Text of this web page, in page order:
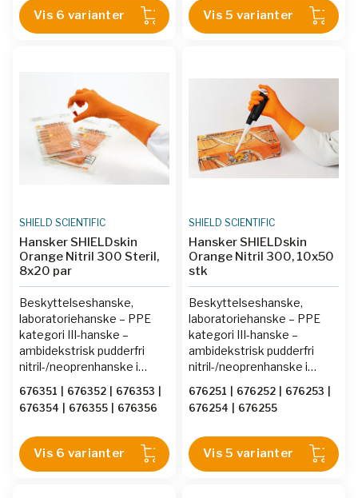
Vis 6 varianter
grad av beskyttelse,
komfort og samsvar.
Vis 5 varianter
SHIELD SCIENTIFIC
Hansker SHIELDskin
Orange Nitril 300 Steril,
8x20 par
Beskyttelseshanske,
laboratoriehanske – PPE
kategori III-hanske –
ambidekstrisk pudderfri
nitril-/neoprenhanske i
ekstra lengde. 300 mm
ekstra lange, dobbeltlagede
oransje som gir maksimal
sikkerhet mot biologiske
676351 676352 676353
676354
676355 676356
Vis 6 varianter
SHIELD SCIENTIFIC
Hansker SHIELDskin
Orange Nitril 300, 10x50
stk
Beskyttelseshanske,
laboratoriehanske – PPE
kategori III-hanske –
ambidekstrisk pudderfri
nitril-/neoprenhanske i
ekstra lengde. 300 mm
ekstra lange, dobbeltlagede
oransje som gir maksimal
sikkerhet mot biologiske
676251 676252 676253
676254
676255
Vis 5 varianter